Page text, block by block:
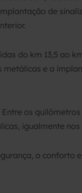
de
do km 13,5 ao
e a
os
igualmente
o conforto